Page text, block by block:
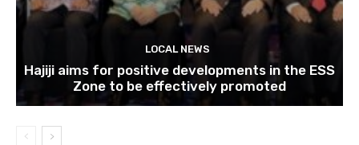
LOCAL NEWS
Hajiji aims for positive developments in the ESS
Zone to be effectively promoted